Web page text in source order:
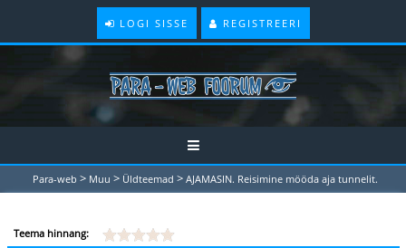
LOGI SISSE REGISTREERI
Para-web > Muu > Üldteemad > AJAMASIN. Reisimine mööda aja tunnelit.
Teema hinnang: